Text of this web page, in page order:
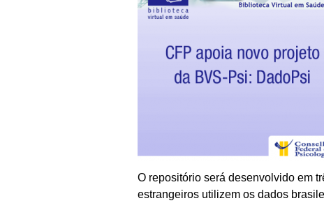
O repositório será desenvolvido em
estrangeiros utilizem os dados